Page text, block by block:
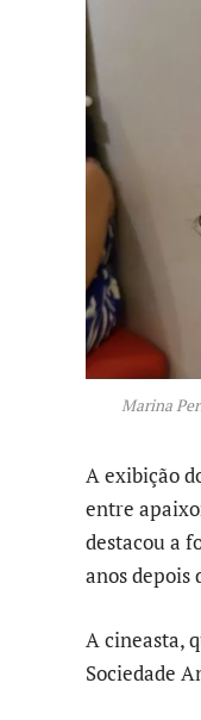
Marina
A exibição
entre
destacou a
anos depois
A cineasta,
Sociedade